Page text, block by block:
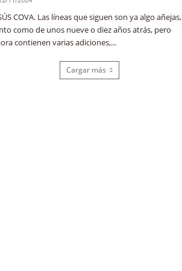
COVA. Las líneas que siguen son ya algo añejas,
como de unos nueve o diez años atrás, pero
contienen varias adiciones,...
Cargar más